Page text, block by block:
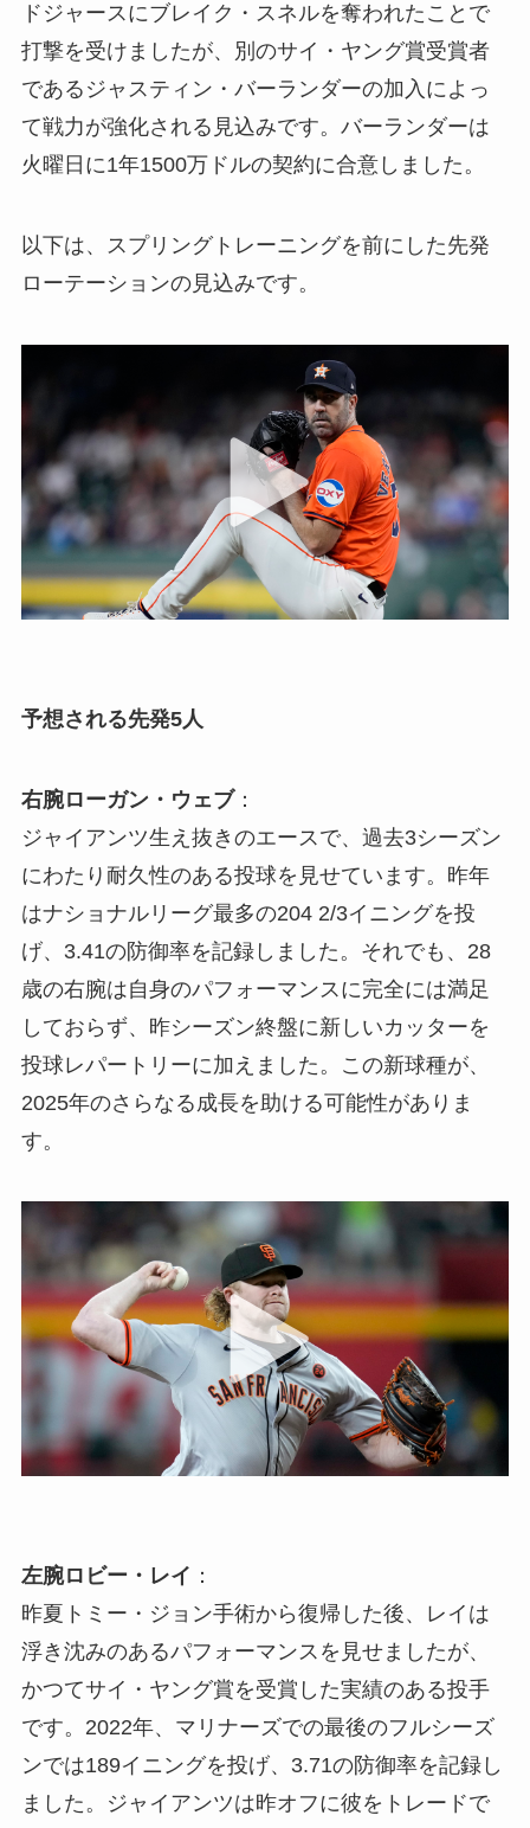
ドジャースにブレイク・スネルを奪われたことで
打撃を受けましたが、別のサイ・ヤング賞受賞者
であるジャスティン・バーランダーの加入によっ
て戦力が強化される見込みです。バーランダーは
火曜日に1年1500万ドルの契約に合意しました。
以下は、スプリングトレーニングを前にした先発
ローテーションの見込みです。
予想される先発5人
右腕ローガン・ウェブ：
ジャイアンツ生え抜きのエースで、過去3シーズン
にわたり耐久性のある投球を見せています。昨年
はナショナルリーグ最多の204 2/3イニングを投
げ、3.41の防御率を記録しました。それでも、28
歳の右腕は自身のパフォーマンスに完全には満足
しておらず、昨シーズン終盤に新しいカッターを
投球レパートリーに加えました。この新球種が、
2025年のさらなる成長を助ける可能性がありま
す。
左腕ロビー・レイ ：
昨夏トミー・ジョン手術から復帰した後、レイは
浮き沈みのあるパフォーマンスを見せましたが、
かつてサイ・ヤング賞を受賞した実績のある投手
です。2022年、マリナーズでの最後のフルシーズ
ンでは189イニングを投げ、3.71の防御率を記録し
ました。ジャイアンツは昨オフに彼をトレードで